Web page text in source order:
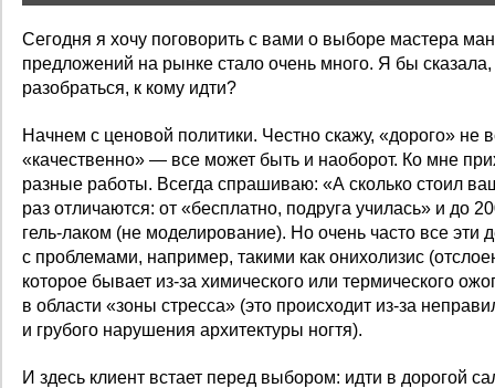
Сегодня я хочу поговорить с вами о выборе мастера
предложений на рынке стало очень много. Я бы
разобраться, к кому идти?
Начнем с ценовой политики. Честно скажу, «дорого» не
«качественно» — все может быть и наоборот. Ко мне
разные работы. Всегда спрашиваю: «А сколько стоил
раз отличаются: от «бесплатно, подруга училась» и до
гель-лаком (не моделирование). Но очень часто все эти
с проблемами, например, такими как онихолизис
которое бывает из‑за химического или термического
в области «зоны стресса» (это происходит из‑за
и грубого нарушения архитектуры ногтя).
И здесь клиент встает перед выбором: идти в дорогой